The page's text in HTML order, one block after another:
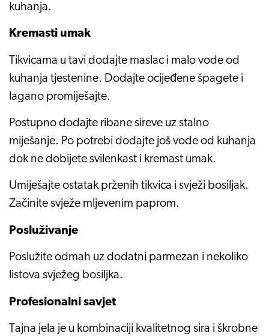
kuhanja.
Kremasti umak
Tikvicama u tavi dodajte maslac i malo vode od
kuhanja tjestenine. Dodajte ocijeđene špagete i
lagano promiješajte.
Postupno dodajte ribane sireve uz stalno
miješanje. Po potrebi dodajte još vode od kuhanja
dok ne dobijete svilenkast i kremast umak.
Umiješajte ostatak prženih tikvica i svježi bosiljak.
Začinite svježe mljevenim paprom.
Posluživanje
Poslužite odmah uz dodatni parmezan i nekoliko
listova svježeg bosiljka.
Profesionalni savjet
Tajna jela je u kombinaciji kvalitetnog sira i škrobne